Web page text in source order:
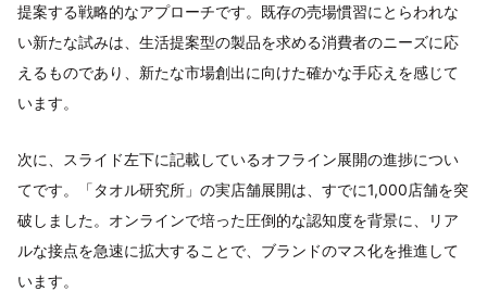
提案する戦略的なアプローチです。既存の売場慣習にとらわれな
い新たな試みは、生活提案型の製品を求める消費者のニーズに応
えるものであり、新たな市場創出に向けた確かな手応えを感じて
います。
次に、スライド左下に記載しているオフライン展開の進捗につい
てです。「タオル研究所」の実店舗展開は、すでに1,000店舗を突
破しました。オンラインで培った圧倒的な認知度を背景に、リア
ルな接点を急速に拡大することで、ブランドのマス化を推進して
います。